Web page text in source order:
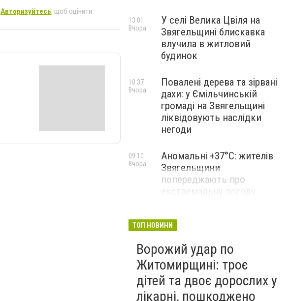
Авторизуйтесь, щоб оцінити
У селі Велика Цвіля на
Звягельщині блискавка
влучила в житловий
будинок
13:01
Вчора
Повалені дерева та зірвані
дахи: у Ємільчинській
громаді на Звягельщині
ліквідовують наслідки
негоди
10:37
Вчора
Аномальні +37°C: жителів
Звягельщини
попереджають про
09:10
Вчора
ТОП НОВИНИ
Ворожий удар по
Житомирщині: троє
дітей та двоє дорослих у
лікарні, пошкоджено